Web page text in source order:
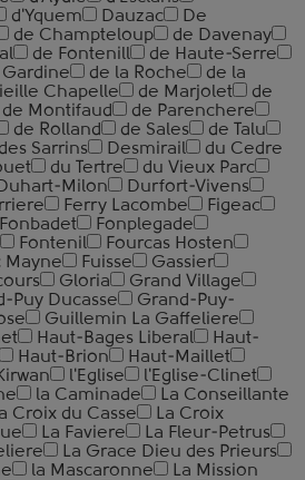
d'Yquem Dauzac
De
de Champteloup
de Davenay
de Fontenill
de Haute-Serre
Gardine de la Roche
de la
Chapelle de Marjolet
de
de Montifaud
de Parenchere
de Rolland de Sales
de Talu
des Sarrins Desmirail
du Cedre
du Tertre
du Vieux Parc
Duhart-Milon
Durfort-Vivens
Ferry Lacombe
Figeac
Fonbadet
Fonplegade
Fontenil
Fourcas Hosten
Mayne Fuisse
Gassier
Gloria
Grand Village
Puy Ducasse
Grand-Puy-
Guillemin La Gaffeliere
Haut-Bages Liberal
Haut-
Haut-Brion
Haut-Maillet
l'Eglise
l'Eglise-Clinet
la Caminade
La Conseillante
Croix du Casse
La Croix
La Faviere
La Fleur-Petrus
La Grace Dieu des Prieurs
la Mascaronne
La Mission